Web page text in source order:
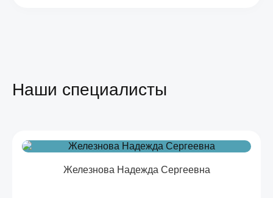
Наши специалисты
Железнова Надежда Сергеевна